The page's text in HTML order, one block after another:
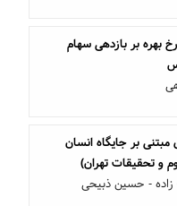
بهره بر بازدهی سهام
بر جایگاه انسان
و تحقیقات تهران)
- حسین ذبیحی